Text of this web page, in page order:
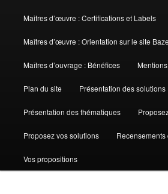
Maitres d’œuvre : Certifications et Labels
Maîtres d’œuvre : Orientation sur le site
Maîtres d’ouvrage : Bénéfices
Plan du site Présentation des solutions
Présentation des thématiques
Proposez vos solutions Recensements
Vos propositions